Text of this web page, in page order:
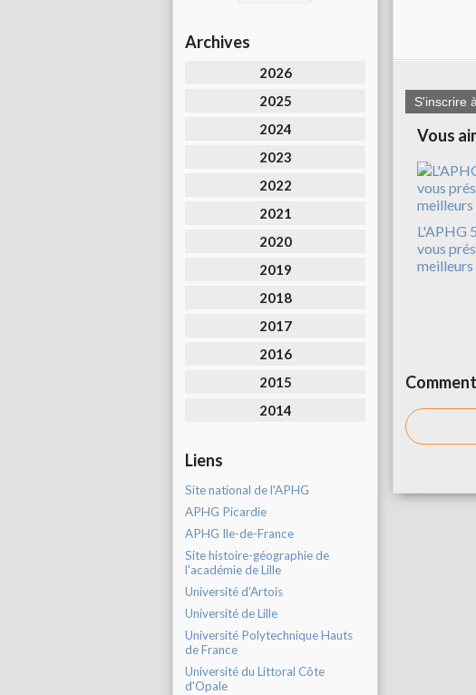
Archives
2026
2025
2024
2023
2022
2021
2020
2019
2018
2017
2016
2015
2014
Liens
Site national de l'APHG
APHG Picardie
APHG Ile-de-France
Site histoire-géographie de
l'académie de Lille
Université d'Artois
Université de Lille
Université Polytechnique Hauts
de France
Université du Littoral Côte
d'Opale
S'inscrire
Vous
L'APHG
vous
meilleurs